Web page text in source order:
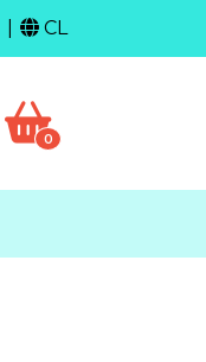
CL
0